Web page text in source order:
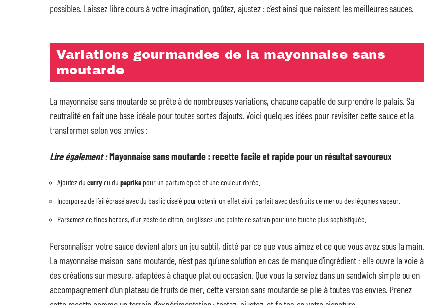
possibles. Laissez libre cours à votre imagination, goûtez, ajustez : c’est ainsi que naissent les meilleures sauces.
Variations gourmandes de la mayonnaise sans
moutarde
La mayonnaise sans moutarde se prête à de nombreuses variations, chacune capable de surprendre le palais. Sa
neutralité en fait une base idéale pour toutes sortes d’ajouts. Voici quelques idées pour revisiter cette sauce et la
transformer selon vos envies :
Lire également :Mayonnaise sans moutarde : recette facile et rapide pour un résultat savoureux
Ajoutez du curryou du paprika pour un parfum épicé et une couleur dorée.
Incorporez de l’ail écrasé avec du basilic ciselé pour obtenir un effet aïoli, parfait avec des fruits de mer ou des légumes vapeur.
Parsemez de fines herbes, d’un zeste de citron, ou glissez une pointe de safran pour une touche plus sophistiquée.
Personnaliser votre sauce devient alors un jeu subtil, dicté par ce que vous aimez et ce que vous avez sous la main.
La mayonnaise maison, sans moutarde, n’est pas qu’une solution en cas de manque d’ingrédient ; elle ouvre la voie à
des créations sur mesure, adaptées à chaque plat ou occasion. Que vous la serviez dans un sandwich simple ou en
accompagnement d’un plateau de fruits de mer, cette version sans moutarde se plie à toutes vos envies. Prenez